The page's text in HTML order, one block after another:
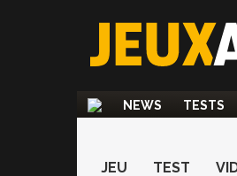
NEWS TESTS
JEU TEST